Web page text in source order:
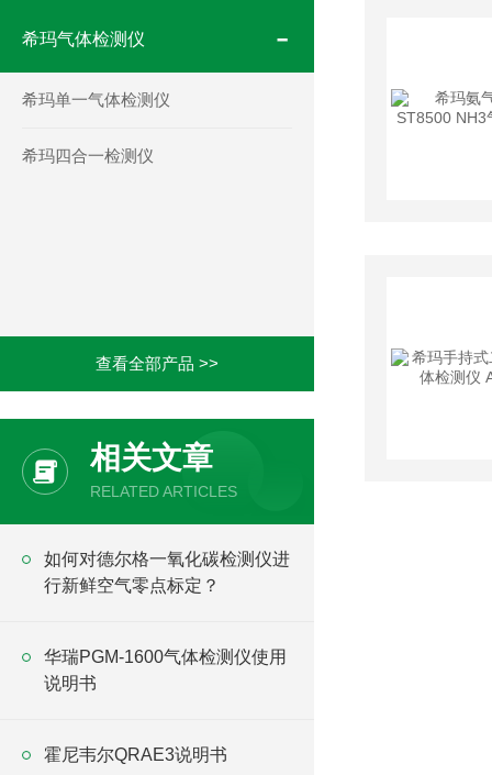
希玛气体检测仪
希玛单一气体检测仪
希玛四合一检测仪
查看全部产品 >>
相关文章
RELATED ARTICLES
如何对德尔格一氧化碳检测仪进
行新鲜空气零点标定？
华瑞PGM-1600气体检测仪使用
说明书
霍尼韦尔QRAE3说明书